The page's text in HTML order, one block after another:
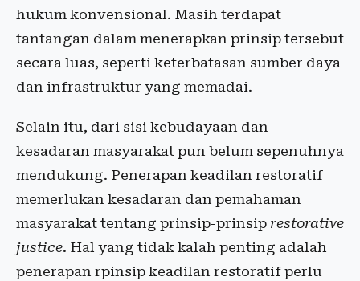
hukum konvensional. Masih terdapat
tantangan dalam menerapkan prinsip tersebut
secara luas, seperti keterbatasan sumber daya
dan infrastruktur yang memadai.
Selain itu, dari sisi kebudayaan dan
kesadaran masyarakat pun belum sepenuhnya
mendukung. Penerapan keadilan restoratif
memerlukan kesadaran dan pemahaman
masyarakat tentang prinsip-prinsip restorative
justice. Hal yang tidak kalah penting adalah
penerapan rpinsip keadilan restoratif perlu